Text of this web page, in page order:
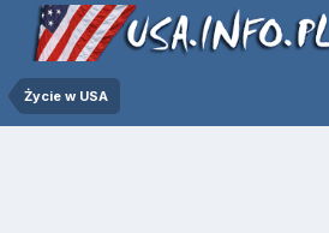
Życie w USA